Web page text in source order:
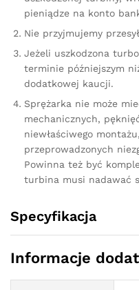
pieniądze na konto
Nie przyjmujemy
Jeżeli uszkodzona
terminie późniejszym
dodatkowej kaucji.
Sprężarka nie może
mechanicznych,
niewłaściwego
przeprowadzonych
Powinna też być
turbina musi nadawać
Specyfikacja
Informacje